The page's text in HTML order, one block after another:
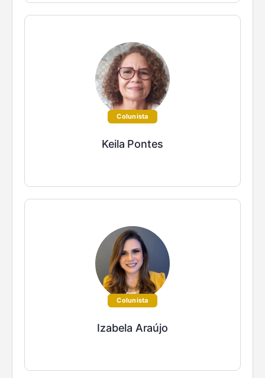
Colunista
Keila Pontes
Colunista
Izabela Araújo